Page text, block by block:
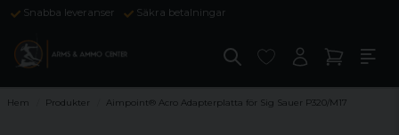
Snabba leveranser Säkra betalningar
Hem Produkter Aimpoint® Acro Adapterplatta för Sig Sauer P320/M17